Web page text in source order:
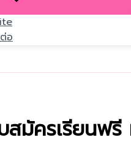
อ
สมัครเรียนฟรี